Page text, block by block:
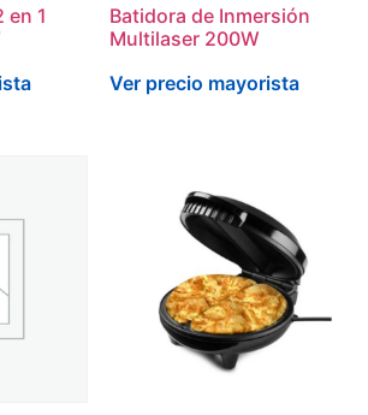
en 1
Batidora de Inmersión
Multilaser 200W
Ver precio mayorista